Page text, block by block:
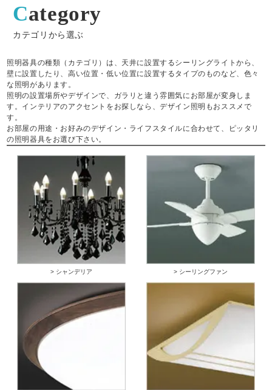
Category
カテゴリから選ぶ
照明器具の種類（カテゴリ）は、天井に設置するシーリングライトから、
壁に設置したり、高い位置・低い位置に設置するタイプのものなど、色々
な照明があります。
照明の設置場所やデザインで、ガラリと違う雰囲気にお部屋が変身しま
す。インテリアのアクセントをお探しなら、デザイン照明もおススメで
す。
お部屋の用途・お好みのデザイン・ライフスタイルに合わせて、ピッタリ
の照明器具をお選び下さい。
> シャンデリア > シーリングファン